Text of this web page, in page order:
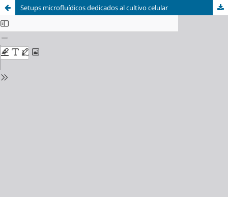
Setups microfluídicos dedicados al cultivo celular